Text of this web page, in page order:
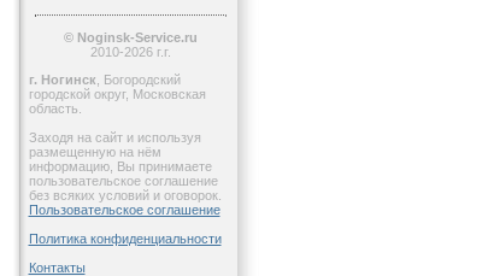
© Noginsk-Service.ru
2010-2026 г.г.
г. Ногинск , Богородский
городской округ, Московская
область.
Заходя на сайт и используя
размещенную на нём
информацию, Вы принимаете
пользовательское соглашение
без всяких условий и оговорок.
Пользовательское соглашение
Политика конфиденциальности
Контакты